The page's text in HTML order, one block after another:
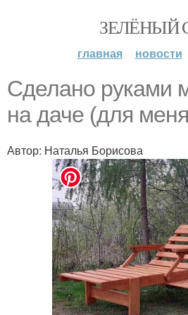
ЗЕЛЁНЫЙ
главная новости
Сделано руками
на даче (для
Автор: Наталья Борисова